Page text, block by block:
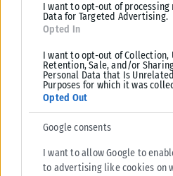
I want to opt-out of processing
Data for Targeted Advertising.
Opted In
I want to opt-out of Collection,
Retention, Sale, and/or
Personal Data that Is
Purposes for which it was
Opted Out
Google consents
I want to allow Google to
to advertising like cookies on
ταυτότητες παύουν να ισχύουν ως
εξωτερικό, με...